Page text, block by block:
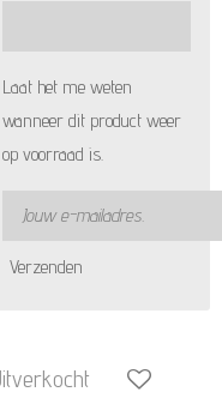
Laat het me weten
wanneer dit product weer
op voorraad is.
Verzenden